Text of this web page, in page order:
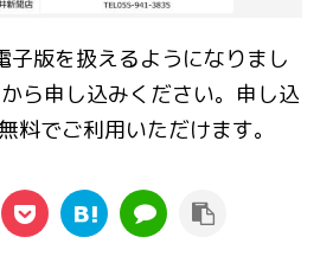
子版を扱えるようになりまし
ら申し込みください。申し込
料でご利用いただけます。